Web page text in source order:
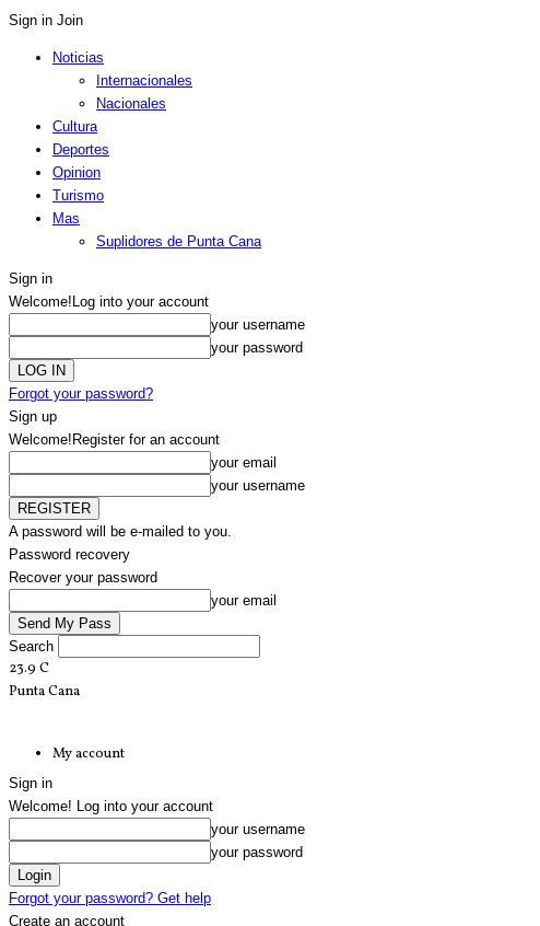
Sign in Join
Noticias
Internacionales
Nacionales
Cultura
Deportes
Opinion
Turismo
Mas
Suplidores de Punta Cana
Sign in
Welcome! Log into your account
your username
your password
Forgot your password?
Sign up
Welcome! Register for an account
your email
your username
A password will be e-mailed to you.
Password recovery
Recover your password
your email
Search
23.9 C
Punta Cana
My account
Sign in
Welcome! Log into your account
your username
your password
Forgot your password? Get help
Create an account